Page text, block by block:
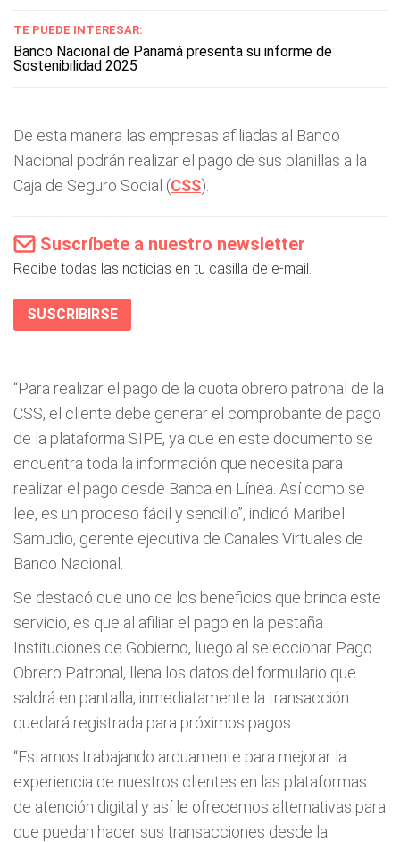
TE PUEDE INTERESAR:
Banco Nacional de Panamá presenta su informe de
Sostenibilidad 2025
De esta manera las empresas afiliadas al Banco
Nacional podrán realizar el pago de sus planillas a la
Caja de Seguro Social (CSS).
Suscríbete a nuestro newsletter
Recibe todas las noticias en tu casilla de e-mail.
SUSCRIBIRSE
“Para realizar el pago de la cuota obrero patronal de la
CSS, el cliente debe generar el comprobante de pago
de la plataforma SIPE, ya que en este documento se
encuentra toda la información que necesita para
realizar el pago desde Banca en Línea. Así como se
lee, es un proceso fácil y sencillo”, indicó Maribel
Samudio, gerente ejecutiva de Canales Virtuales de
Banco Nacional.
Se destacó que uno de los beneficios que brinda este
servicio, es que al afiliar el pago en la pestaña
Instituciones de Gobierno, luego al seleccionar Pago
Obrero Patronal, llena los datos del formulario que
saldrá en pantalla, inmediatamente la transacción
quedará registrada para próximos pagos.
“Estamos trabajando arduamente para mejorar la
experiencia de nuestros clientes en las plataformas
de atención digital y así le ofrecemos alternativas para
que puedan hacer sus transacciones desde la